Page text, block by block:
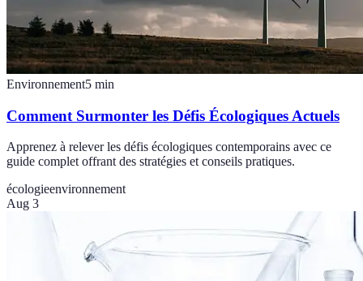
Environnement5 min
Comment Surmonter les Défis Écologiques Actuels
Apprenez à relever les défis écologiques contemporains avec ce
guide complet offrant des stratégies et conseils pratiques.
écologieenvironnement
Aug 3